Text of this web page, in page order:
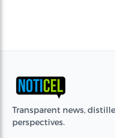
Transparent news,
perspectives.